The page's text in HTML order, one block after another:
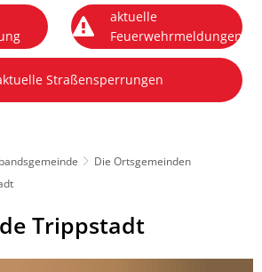
aktuelle
Feuerwehrmeldungen
Straßensperrungen
Die Ortsgemeinden
Trippstadt